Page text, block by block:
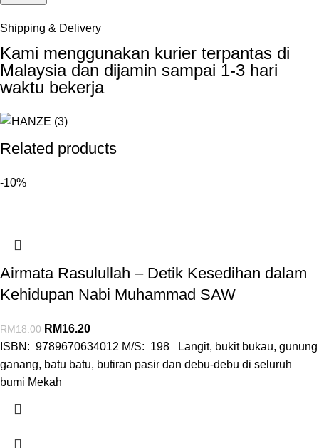
Shipping & Delivery
Kami menggunakan kurier terpantas di
Malaysia dan dijamin sampai 1-3 hari
waktu bekerja
Related products
-10%
Airmata Rasulullah – Detik Kesedihan dalam
Kehidupan Nabi Muhammad SAW
RM18.00 RM16.20
ISBN: 9789670634012 M/S: 198 Langit, bukit bukau, gunung
ganang, batu batu, butiran pasir dan debu-debu di seluruh
bumi Mekah